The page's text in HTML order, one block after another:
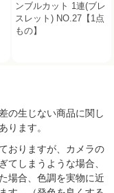
ンブルカット 1連(ブレ
スレット) NO.27【1点
もの】
の生じない商品に関し
ります。
おりますが、カメラの
てしまうような場合、
場合、色調を実物に近